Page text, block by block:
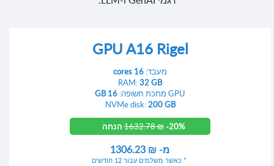
GPU A16 Rigel
מעבד: 16 cores
RAM:32 GB
GPU מתכת חשופה:
16 GB
NVMe disk:200 GB
1632.78 ₪-20% הנחה
מ- 1306.23 ₪
כאשר משלמים עבור 12 חודשים